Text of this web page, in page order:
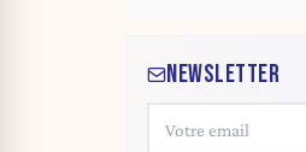
NEWSLETTER